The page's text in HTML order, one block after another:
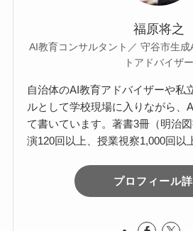
福原将之
AI教育コンサルタント／ 守谷市生
トアドバイザー
自治体のAI教育アドバイザーや私
ルとして学校現場に入りながら、
て書いています。著書3冊（明治
演120回以上、授業視察1,000回以
プロフィール